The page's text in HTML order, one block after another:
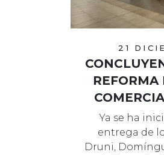
21
REFORMA
Ya se ha
entrega de
Druni,